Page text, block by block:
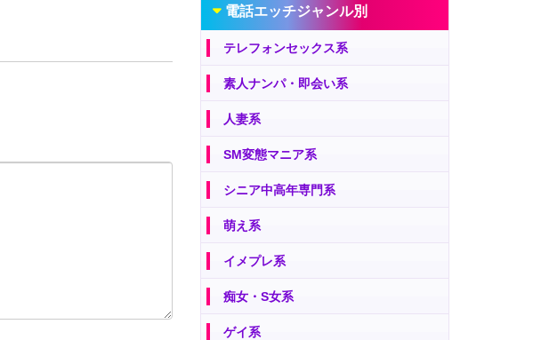
電話エッチジャンル別
テレフォンセックス系
素人ナンパ・即会い系
人妻系
SM変態マニア系
シニア中高年専門系
萌え系
イメプレ系
痴女・S女系
ゲイ系